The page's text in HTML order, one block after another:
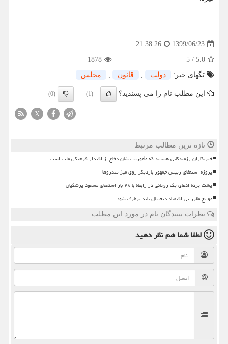
1399/06/23
21:38:26
5.0
/
5
1878
تگهای خبر:
دولت , قانون , مجلس
این مطلب نام را می پسندید؟ (1)
(0)
X
تازه ترین مطالب مرتبط
خبرنگاران رزمندگانی هستند که مأموریت شان دفاع از اقتدار فرهنگی ملت است
پروژه استعفای رییس جمهور باردیگر روی میز تندروها
پشت پرده ادعای یک روحانی در رابطه با ۲۸ بار استعفای مسعود پزشکیان
موانع مقرراتی اقتصاد دیجیتال باید برطرف شود
نظرات بینندگان نام در مورد این مطلب
لطفا شما همنظر دهید